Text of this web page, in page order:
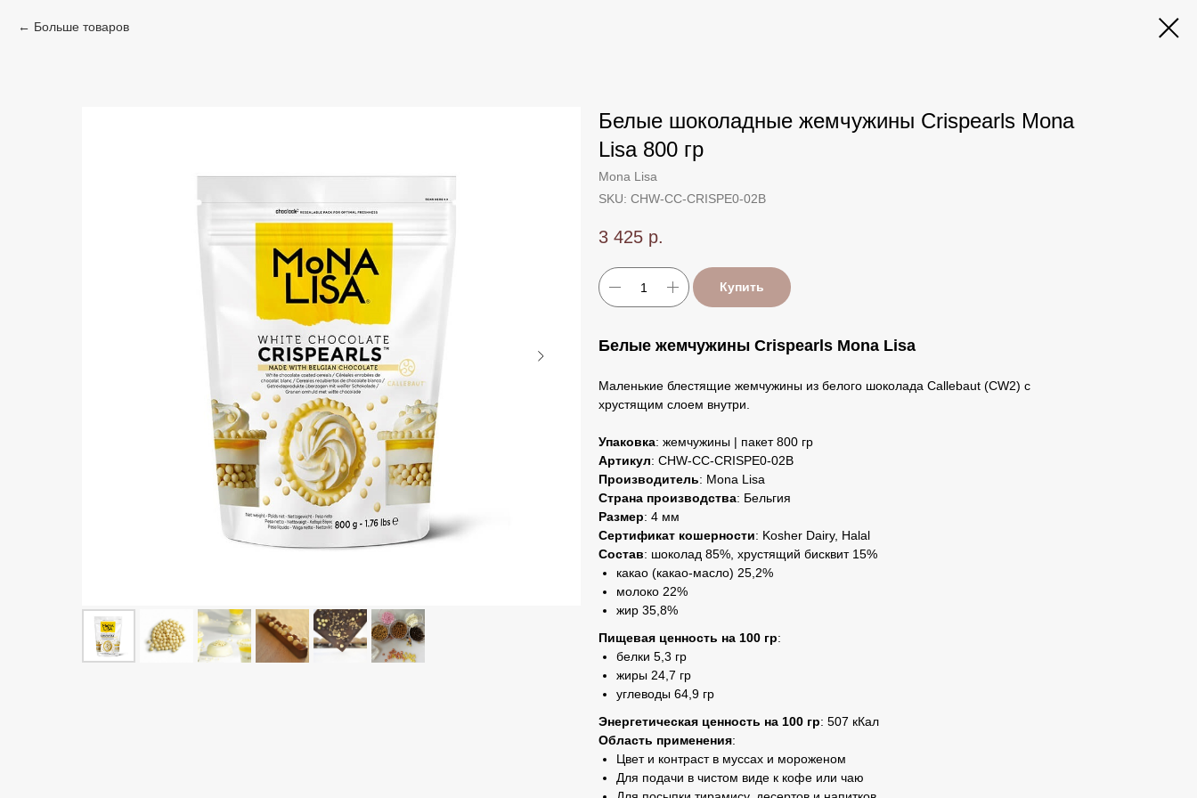
Больше товаров
Белые шоколадные жемчужины Crispearls Mona
Lisa 800 гр
Mona Lisa
SKU: CHW-CC-CRISPE0-02B
3 425 р.
Купить
Белые жемчужины Crispearls Mona Lisa
Маленькие блестящие жемчужины из белого шоколада Callebaut (CW2) с
хрустящим слоем внутри.
Упаковка: жемчужины | пакет 800 гр
Артикул: CHW-CC-CRISPE0-02B
Производитель: Mona Lisa
Страна производства: Бельгия
Размер: 4 мм
Сертификат кошерности: Kosher Dairy, Halal
Состав: шоколад 85%, хрустящий бисквит 15%
какао (какао-масло) 25,2%
молоко 22%
жир 35,8%
Пищевая ценность на 100 гр:
белки 5,3 гр
жиры 24,7 гр
углеводы 64,9 гр
Энергетическая ценность на 100 гр: 507 кКал
Область применения:
Цвет и контраст в муссах и мороженом
Для подачи в чистом виде к кофе или чаю